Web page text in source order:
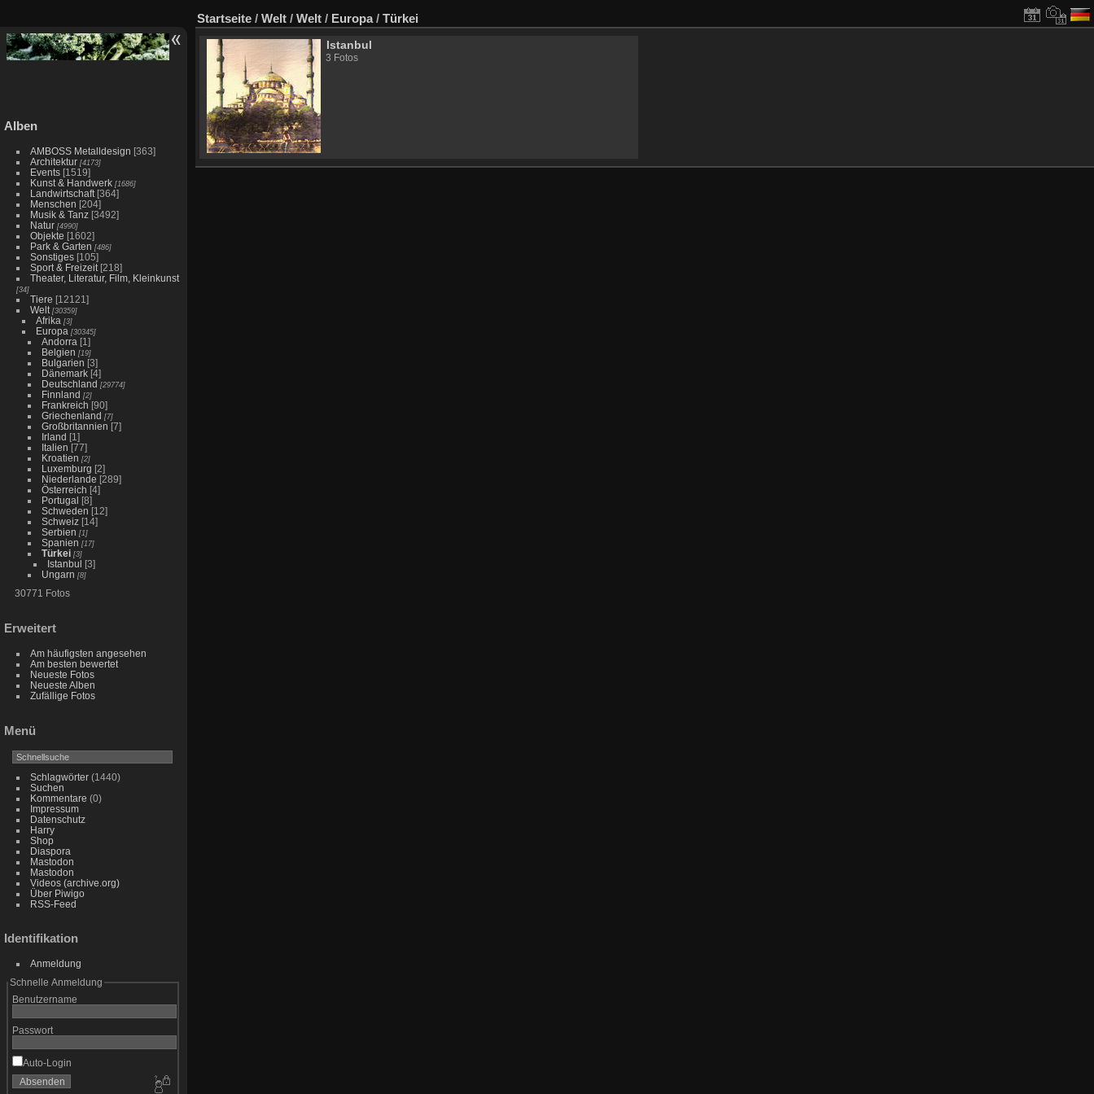
Alben
AMBOSS Metalldesign [363]
Architektur [4173]
Events [1519]
Kunst & Handwerk [1686]
Landwirtschaft [364]
Menschen [204]
Musik & Tanz [3492]
Natur [4990]
Objekte [1602]
Park & Garten [486]
Sonstiges [105]
Sport & Freizeit [218]
Theater, Literatur, Film, Kleinkunst
[34]
Tiere [12121]
Welt [30359]
Afrika [3]
Europa [30345]
Andorra [1]
Belgien [19]
Bulgarien [3]
Dänemark [4]
Deutschland [29774]
Finnland [2]
Frankreich [90]
Griechenland [7]
Großbritannien [7]
Irland [1]
Italien [77]
Kroatien [2]
Luxemburg [2]
Niederlande [289]
Österreich [4]
Portugal [8]
Schweden [12]
Schweiz [14]
Serbien [1]
Spanien [17]
Türkei [3]
Istanbul [3]
Ungarn [8]
30771 Fotos
Erweitert
Am häufigsten angesehen
Am besten bewertet
Neueste Fotos
Neueste Alben
Zufällige Fotos
Menü
Schlagwörter(1440)
Suchen
Kommentare (0)
Impressum
Datenschutz
Harry
Shop
Diaspora
Mastodon
Mastodon
Videos (archive.org)
Über Piwigo
RSS-Feed
Identifikation
Anmeldung
Schnelle Anmeldung
Benutzername
Passwort
Auto-Login
Startseite / Welt / Welt / Europa/ Türkei
Istanbul
3 Fotos